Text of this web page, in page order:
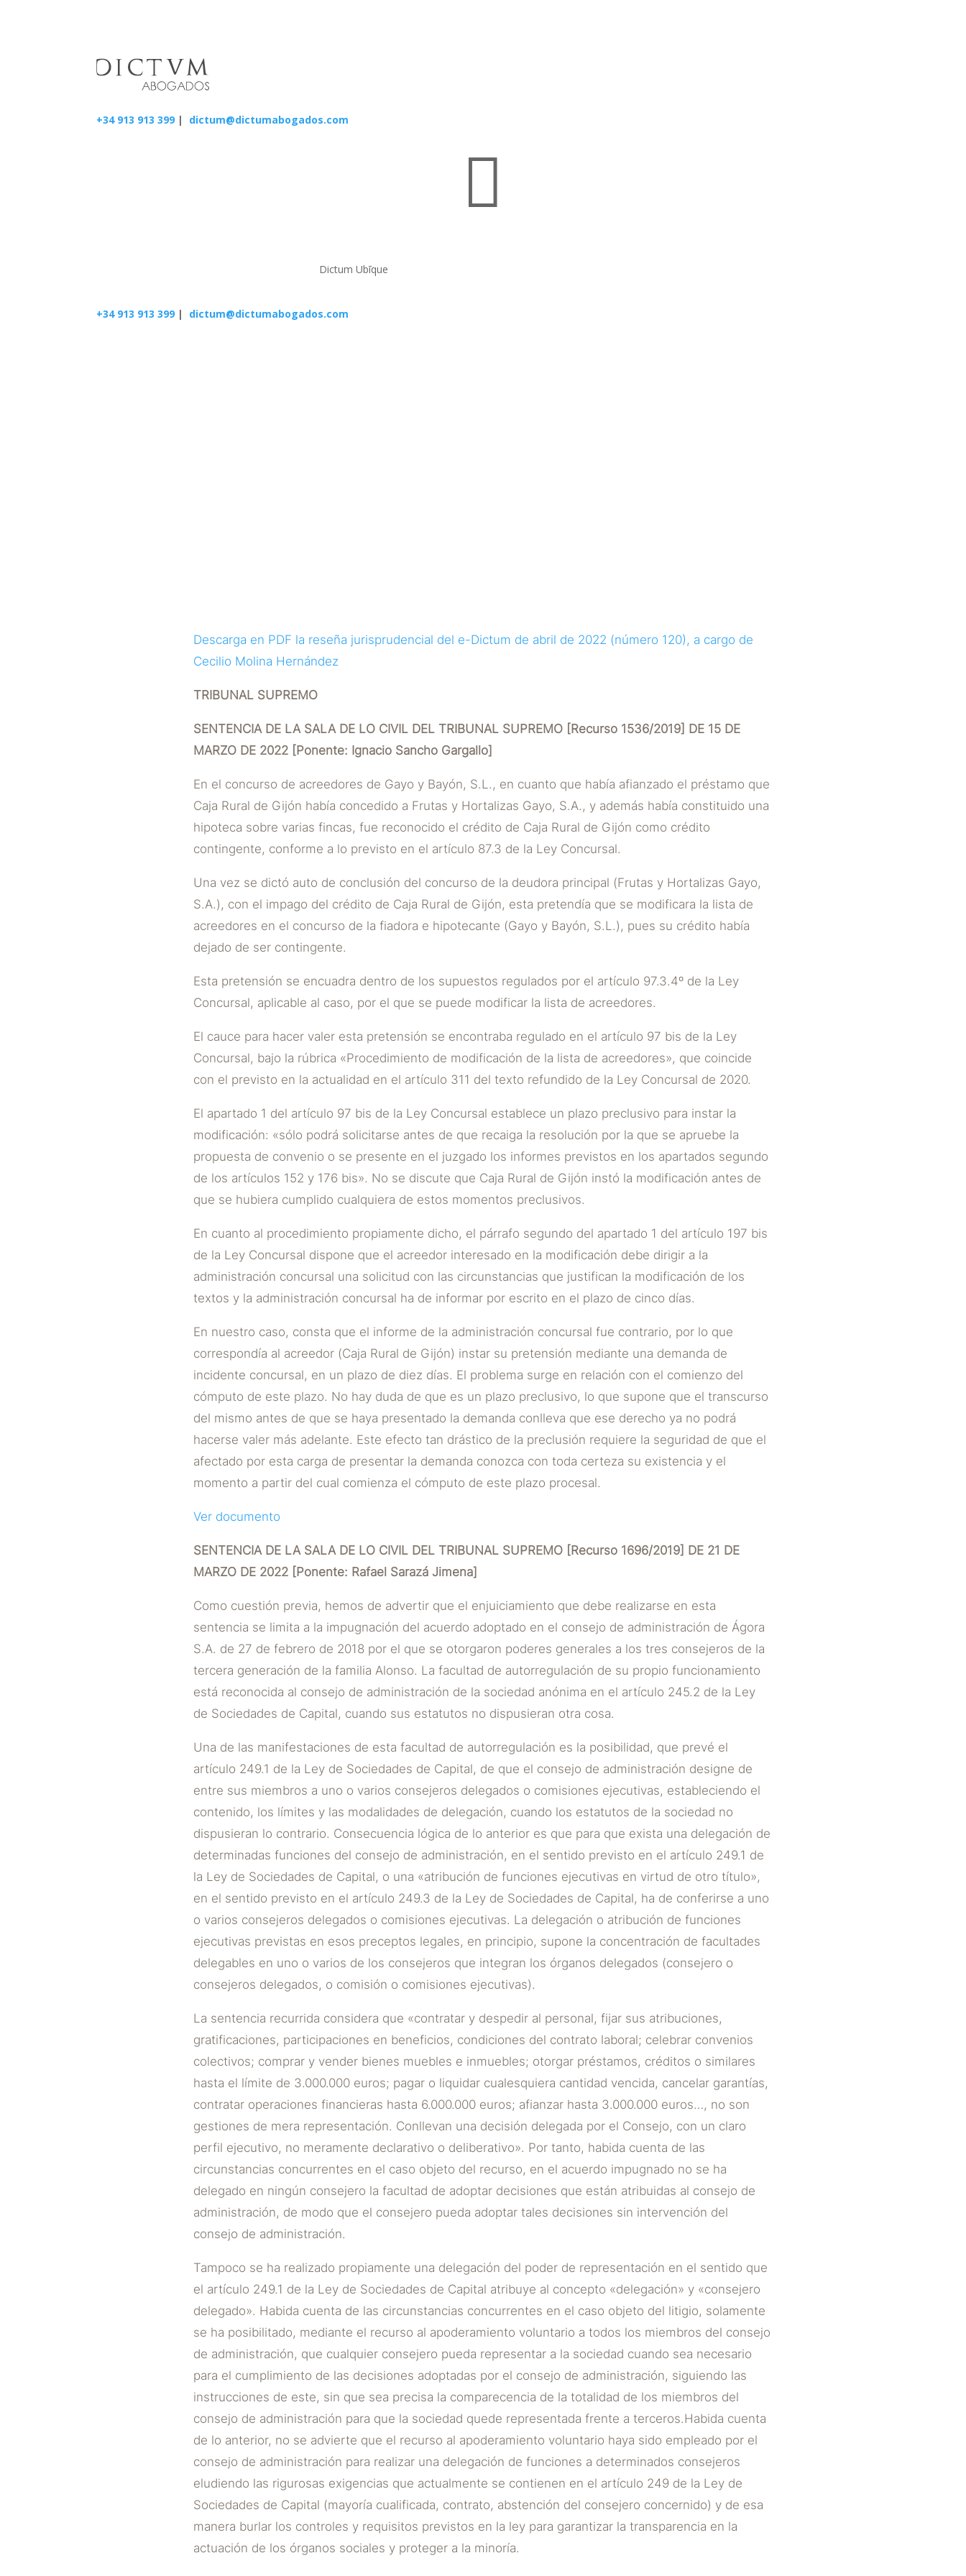
+34 913 913 399 | dictum@dictumabogados.com

Dictum Ubīque
+34 913 913 399 | dictum@dictumabogados.com
Descarga en PDF la reseña jurisprudencial del e-Dictum de abril de 2022 (número 120), a cargo de
Cecilio Molina Hernández
TRIBUNAL SUPREMO
SENTENCIA DE LA SALA DE LO CIVIL DEL TRIBUNAL SUPREMO [Recurso 1536/2019] DE 15 DE
MARZO DE 2022 [Ponente: Ignacio Sancho Gargallo]
En el concurso de acreedores de Gayo y Bayón, S.L., en cuanto que había afianzado el préstamo que
Caja Rural de Gijón había concedido a Frutas y Hortalizas Gayo, S.A., y además había constituido una
hipoteca sobre varias fincas, fue reconocido el crédito de Caja Rural de Gijón como crédito
contingente, conforme a lo previsto en el artículo 87.3 de la Ley Concursal.
Una vez se dictó auto de conclusión del concurso de la deudora principal (Frutas y Hortalizas Gayo,
S.A.), con el impago del crédito de Caja Rural de Gijón, esta pretendía que se modificara la lista de
acreedores en el concurso de la fiadora e hipotecante (Gayo y Bayón, S.L.), pues su crédito había
dejado de ser contingente.
Esta pretensión se encuadra dentro de los supuestos regulados por el artículo 97.3.4º de la Ley
Concursal, aplicable al caso, por el que se puede modificar la lista de acreedores.
El cauce para hacer valer esta pretensión se encontraba regulado en el artículo 97 bis de la Ley
Concursal, bajo la rúbrica «Procedimiento de modificación de la lista de acreedores», que coincide
con el previsto en la actualidad en el artículo 311 del texto refundido de la Ley Concursal de 2020.
El apartado 1 del artículo 97 bis de la Ley Concursal establece un plazo preclusivo para instar la
modificación: «sólo podrá solicitarse antes de que recaiga la resolución por la que se apruebe la
propuesta de convenio o se presente en el juzgado los informes previstos en los apartados segundo
de los artículos 152 y 176 bis». No se discute que Caja Rural de Gijón instó la modificación antes de
que se hubiera cumplido cualquiera de estos momentos preclusivos.
En cuanto al procedimiento propiamente dicho, el párrafo segundo del apartado 1 del artículo 197 bis
de la Ley Concursal dispone que el acreedor interesado en la modificación debe dirigir a la
administración concursal una solicitud con las circunstancias que justifican la modificación de los
textos y la administración concursal ha de informar por escrito en el plazo de cinco días.
En nuestro caso, consta que el informe de la administración concursal fue contrario, por lo que
correspondía al acreedor (Caja Rural de Gijón) instar su pretensión mediante una demanda de
incidente concursal, en un plazo de diez días. El problema surge en relación con el comienzo del
cómputo de este plazo. No hay duda de que es un plazo preclusivo, lo que supone que el transcurso
del mismo antes de que se haya presentado la demanda conlleva que ese derecho ya no podrá
hacerse valer más adelante. Este efecto tan drástico de la preclusión requiere la seguridad de que el
afectado por esta carga de presentar la demanda conozca con toda certeza su existencia y el
momento a partir del cual comienza el cómputo de este plazo procesal.
Ver documento
SENTENCIA DE LA SALA DE LO CIVIL DEL TRIBUNAL SUPREMO [Recurso 1696/2019] DE 21 DE
MARZO DE 2022 [Ponente: Rafael Sarazá Jimena]
Como cuestión previa, hemos de advertir que el enjuiciamiento que debe realizarse en esta
sentencia se limita a la impugnación del acuerdo adoptado en el consejo de administración de Ágora
S.A. de 27 de febrero de 2018 por el que se otorgaron poderes generales a los tres consejeros de la
tercera generación de la familia Alonso. La facultad de autorregulación de su propio funcionamiento
está reconocida al consejo de administración de la sociedad anónima en el artículo 245.2 de la Ley
de Sociedades de Capital, cuando sus estatutos no dispusieran otra cosa.
Una de las manifestaciones de esta facultad de autorregulación es la posibilidad, que prevé el
artículo 249.1 de la Ley de Sociedades de Capital, de que el consejo de administración designe de
entre sus miembros a uno o varios consejeros delegados o comisiones ejecutivas, estableciendo el
contenido, los límites y las modalidades de delegación, cuando los estatutos de la sociedad no
dispusieran lo contrario. Consecuencia lógica de lo anterior es que para que exista una delegación de
determinadas funciones del consejo de administración, en el sentido previsto en el artículo 249.1 de
la Ley de Sociedades de Capital, o una «atribución de funciones ejecutivas en virtud de otro título»,
en el sentido previsto en el artículo 249.3 de la Ley de Sociedades de Capital, ha de conferirse a uno
o varios consejeros delegados o comisiones ejecutivas. La delegación o atribución de funciones
ejecutivas previstas en esos preceptos legales, en principio, supone la concentración de facultades
delegables en uno o varios de los consejeros que integran los órganos delegados (consejero o
consejeros delegados, o comisión o comisiones ejecutivas).
La sentencia recurrida considera que «contratar y despedir al personal, fijar sus atribuciones,
gratificaciones, participaciones en beneficios, condiciones del contrato laboral; celebrar convenios
colectivos; comprar y vender bienes muebles e inmuebles; otorgar préstamos, créditos o similares
hasta el límite de 3.000.000 euros; pagar o liquidar cualesquiera cantidad vencida, cancelar garantías,
contratar operaciones financieras hasta 6.000.000 euros; afianzar hasta 3.000.000 euros…, no son
gestiones de mera representación. Conllevan una decisión delegada por el Consejo, con un claro
perfil ejecutivo, no meramente declarativo o deliberativo». Por tanto, habida cuenta de las
circunstancias concurrentes en el caso objeto del recurso, en el acuerdo impugnado no se ha
delegado en ningún consejero la facultad de adoptar decisiones que están atribuidas al consejo de
administración, de modo que el consejero pueda adoptar tales decisiones sin intervención del
consejo de administración.
Tampoco se ha realizado propiamente una delegación del poder de representación en el sentido que
el artículo 249.1 de la Ley de Sociedades de Capital atribuye al concepto «delegación» y «consejero
delegado». Habida cuenta de las circunstancias concurrentes en el caso objeto del litigio, solamente
se ha posibilitado, mediante el recurso al apoderamiento voluntario a todos los miembros del consejo
de administración, que cualquier consejero pueda representar a la sociedad cuando sea necesario
para el cumplimiento de las decisiones adoptadas por el consejo de administración, siguiendo las
instrucciones de este, sin que sea precisa la comparecencia de la totalidad de los miembros del
consejo de administración para que la sociedad quede representada frente a terceros.Habida cuenta
de lo anterior, no se advierte que el recurso al apoderamiento voluntario haya sido empleado por el
consejo de administración para realizar una delegación de funciones a determinados consejeros
eludiendo las rigurosas exigencias que actualmente se contienen en el artículo 249 de la Ley de
Sociedades de Capital (mayoría cualificada, contrato, abstención del consejero concernido) y de esa
manera burlar los controles y requisitos previstos en la ley para garantizar la transparencia en la
actuación de los órganos sociales y proteger a la minoría.